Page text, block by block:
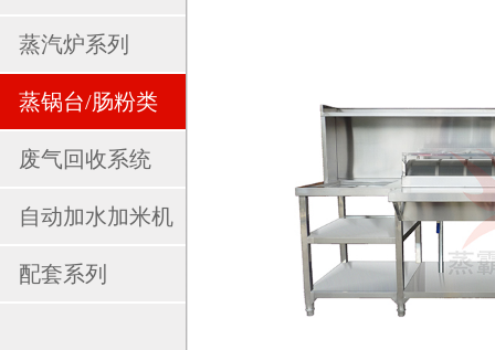
蒸汽炉系列
蒸锅台/肠粉类
废气回收系统
自动加水加米机
配套系列